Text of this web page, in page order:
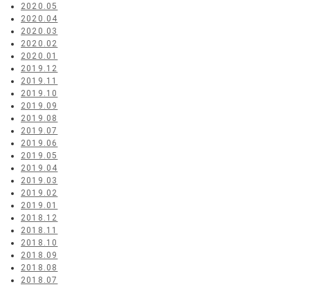
2020.05
2020.04
2020.03
2020.02
2020.01
2019.12
2019.11
2019.10
2019.09
2019.08
2019.07
2019.06
2019.05
2019.04
2019.03
2019.02
2019.01
2018.12
2018.11
2018.10
2018.09
2018.08
2018.07